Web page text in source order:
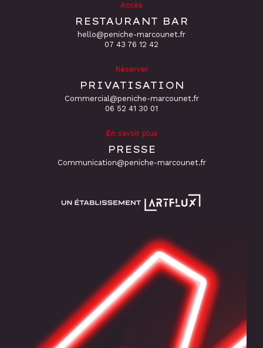
Accès
RESTAURANT BAR
hello@peniche-marcounet.fr
‭07 43 76 12 42
Réserver
PRIVATISATION
Commercial@peniche-marcounet.fr
06 52 41 30 01
En savoir plus
PRESSE
Communication@peniche-marcounet.fr